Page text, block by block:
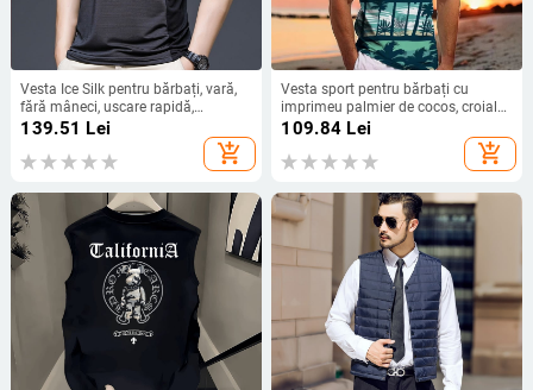
Vesta Ice Silk pentru bărbați, vară,
fără mâneci, uscare rapidă,
poliester 95%
139.51 Lei
add_shopping_cart
Vesta sport pentru bărbați cu
imprimeu palmier de cocos, croială
strânsă, 96% bumbac / fibre
109.84 Lei
add_shopping_cart